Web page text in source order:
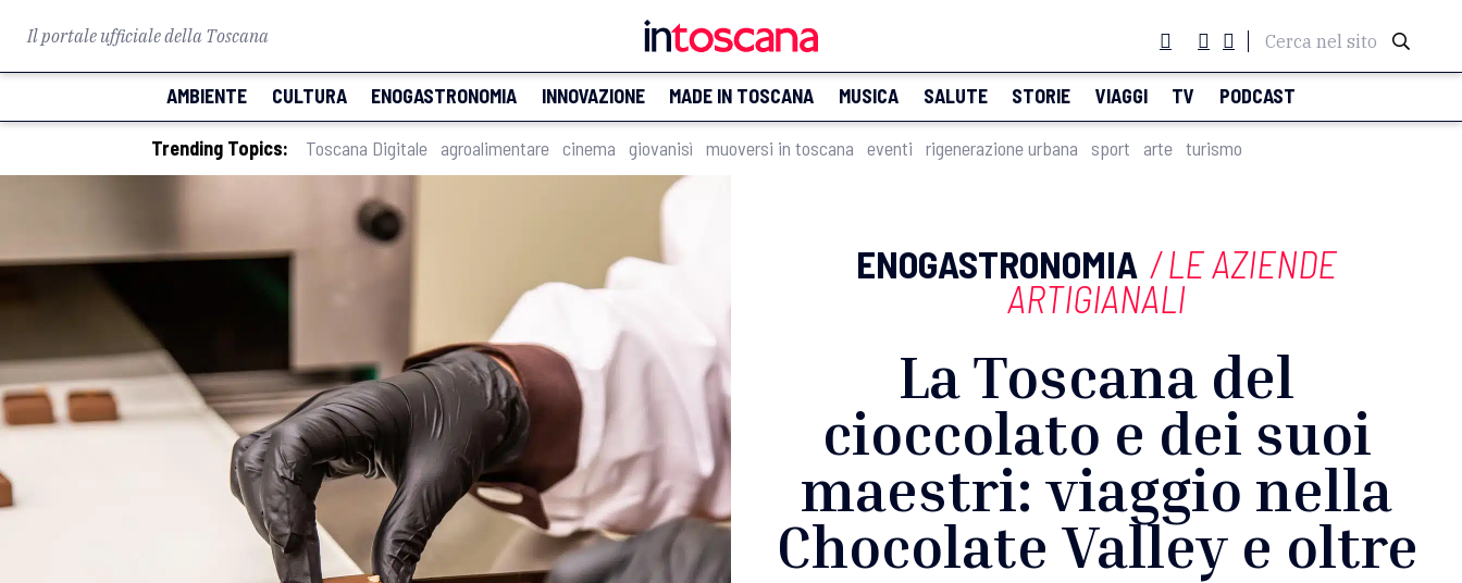
Il portale ufficiale della Toscana Cerca nel sito
AMBIENTE CULTURA ENOGASTRONOMIA INNOVAZIONE MADE IN TOSCANA MUSICA SALUTE STORIE VIAGGI TV PODCAST
Trending Topics: Toscana Digitale agroalimentare cinema giovanisì muoversi in toscana eventi rigenerazione urbana sport arte turismo
ENOGASTRONOMIA /LE AZIENDE
ARTIGIANALI
La Toscana del
cioccolato e dei suoi
maestri: viaggio nella
Chocolate Valley e oltre